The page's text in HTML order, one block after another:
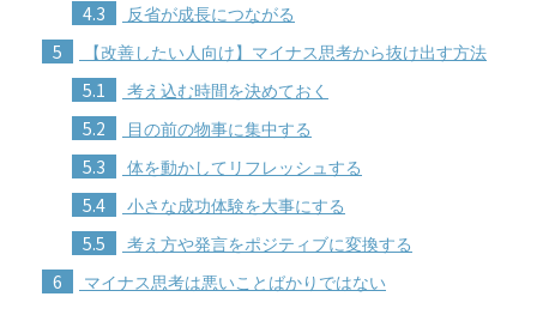
4.3 反省が成長につながる
5 【改善したい人向け】マイナス思考から抜け出す方法
5.1 考え込む時間を決めておく
5.2 目の前の物事に集中する
5.3 体を動かしてリフレッシュする
5.4 小さな成功体験を大事にする
5.5 考え方や発言をポジティブに変換する
6 マイナス思考は悪いことばかりではない